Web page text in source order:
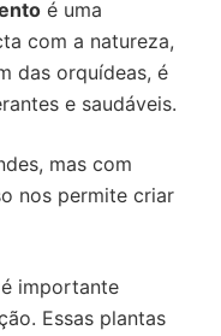
é uma
com a natureza,
das orquídeas, é
e saudáveis.
mas com
nos permite criar
importante
Essas plantas